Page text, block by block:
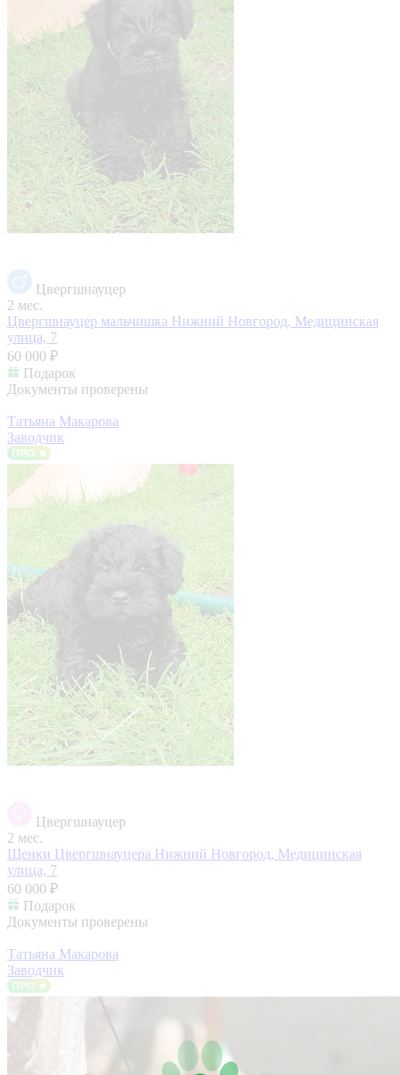
Цвергшнауцер
2 мес.
Цвергшнауцер мальчишка Нижний Новгород, Медицинская
улица, 7
60 000 ₽
Подарок
Документы проверены
Татьяна Макарова
Заводчик
Цвергшнауцер
2 мес.
Щенки Цвергшнауцера Нижний Новгород, Медицинская
улица, 7
60 000 ₽
Подарок
Документы проверены
Татьяна Макарова
Заводчик